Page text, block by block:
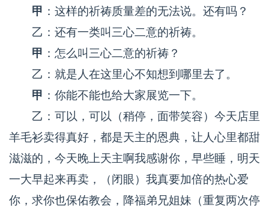
甲 ：这样的祈祷质量差的无法说。还有吗？
乙：还有一类叫三心二意的祈祷。
甲 ：怎么叫三心二意的祈祷？
乙：就是人在这里心不知想到哪里去了。
甲 ：你能不能也给大家展览一下。
乙：可以，可以（稍停，面带笑容）今天店里
羊毛衫卖得真好，都是天主的恩典，让人心里都甜
滋滋的，今天晚上天主啊我感谢你，早些睡，明天
一大早起来再卖，（闭眼）我真要加倍的热心爱
你，求你也保佑教会，降福弟兄姐妹（重复两次停